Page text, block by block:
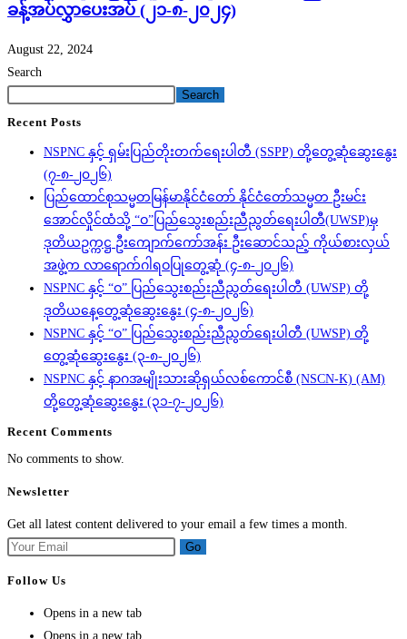
ခန့်အပ်လွှာပေးအပ် (၂၁-၈-၂၀၂၄)
August 22, 2024
Search
Search
Recent Posts
NSPNC နှင့် ရှမ်းပြည်တိုးတက်ရေးပါတီ (SSPP) တို့တွေ့ဆုံဆွေးနွေး
(၇-၈-၂၀၂၆)
ပြည်ထောင်စုသမ္မတမြန်မာနိုင်ငံတော် နိုင်ငံတော်သမ္မတ ဦးမင်း
အောင်လှိုင်ထံသို့ “ဝ”ပြည်သွေးစည်းညီညွတ်ရေးပါတီ(UWSP)မှ
ဒုတိယဥက္ကဋ္ဌ ဦးကျောက်ကော်အန်း ဦးဆောင်သည့် ကိုယ်စားလှယ်
အဖွဲ့က လာရောက်ဂါရဝပြုတွေ့ဆုံ (၄-၈-၂၀၂၆)
NSPNC နှင့် “ဝ” ပြည်သွေးစည်းညီညွတ်ရေးပါတီ (UWSP) တို့
ဒုတိယနေ့တွေ့ဆုံဆွေးနွေး (၄-၈-၂၀၂၆)
NSPNC နှင့် “ဝ” ပြည်သွေးစည်းညီညွတ်ရေးပါတီ (UWSP) တို့
တွေ့ဆုံဆွေးနွေး (၃-၈-၂၀၂၆)
NSPNC နှင့် နာဂအမျိုးသားဆိုရှယ်လစ်ကောင်စီ (NSCN-K) (AM)
တို့တွေ့ဆုံဆွေးနွေး (၃၁-၇-၂၀၂၆)
Recent Comments
No comments to show.
Newsletter
Get all latest content delivered to your email a few times a month.
Go
Follow Us
Opens in a new tab
Opens in a new tab